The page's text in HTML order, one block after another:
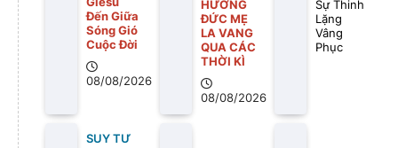
Đến Giữa
Sóng Gió
Cuộc Đời
08/08/2026
HƯƠNG
ĐỨC MẸ
LA VANG
QUA CÁC
THỜI KÌ
08/08/2026
Sự Thinh
Lặng
Vâng
Phục
SUY TƯ